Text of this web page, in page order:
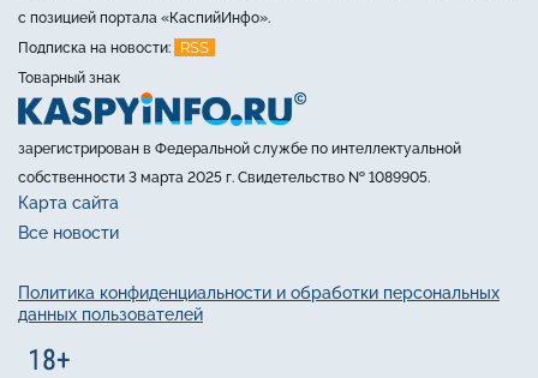
с позицией портала «КаспийИнфо».
Подписка на новости:
RSS
Товарный знак
зарегистрирован в Федеральной службе по интеллектуальной
собственности 3 марта 2025 г. Свидетельство № 1089905.
Карта сайта
Все новости
Политика конфиденциальности и обработки персональных
данных пользователей